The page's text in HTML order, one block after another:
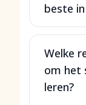
beste
Welke
om het
leren?